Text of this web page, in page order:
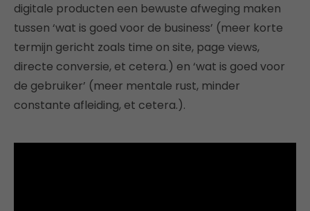
digitale producten een bewuste afweging maken
tussen ‘wat is goed voor de business’ (meer korte
termijn gericht zoals time on site, page views,
directe conversie, et cetera.) en ‘wat is goed voor
de gebruiker’ (meer mentale rust, minder
constante afleiding, et cetera.).